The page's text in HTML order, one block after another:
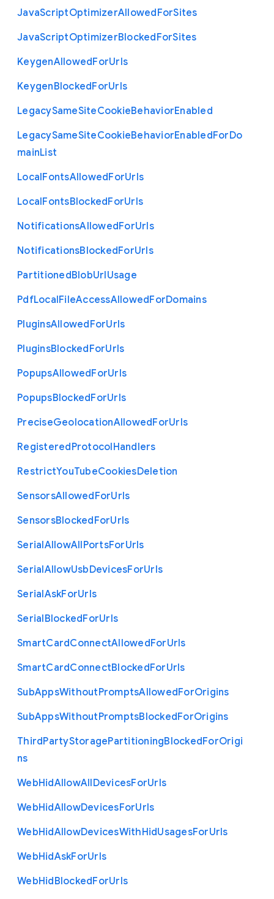
JavaScriptOptimizerAllowedForSites
JavaScriptOptimizerBlockedForSites
KeygenAllowedForUrls
KeygenBlockedForUrls
LegacySameSiteCookieBehaviorEnabled
LegacySameSiteCookieBehaviorEnabledForDo
mainList
LocalFontsAllowedForUrls
LocalFontsBlockedForUrls
NotificationsAllowedForUrls
NotificationsBlockedForUrls
PartitionedBlobUrlUsage
PdfLocalFileAccessAllowedForDomains
PluginsAllowedForUrls
PluginsBlockedForUrls
PopupsAllowedForUrls
PopupsBlockedForUrls
PreciseGeolocationAllowedForUrls
RegisteredProtocolHandlers
RestrictYouTubeCookiesDeletion
SensorsAllowedForUrls
SensorsBlockedForUrls
SerialAllowAllPortsForUrls
SerialAllowUsbDevicesForUrls
SerialAskForUrls
SerialBlockedForUrls
SmartCardConnectAllowedForUrls
SmartCardConnectBlockedForUrls
SubAppsWithoutPromptsAllowedForOrigins
SubAppsWithoutPromptsBlockedForOrigins
ThirdPartyStoragePartitioningBlockedForOrigi
ns
WebHidAllowAllDevicesForUrls
WebHidAllowDevicesForUrls
WebHidAllowDevicesWithHidUsagesForUrls
WebHidAskForUrls
WebHidBlockedForUrls